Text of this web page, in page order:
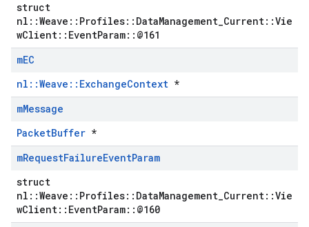
struct
nl::Weave::Profiles::DataManagement_Current::Vie
wClient::EventParam::@161
mEC
nl::Weave::ExchangeContext *
mMessage
PacketBuffer *
mRequestFailureEventParam
struct
nl::Weave::Profiles::DataManagement_Current::Vie
wClient::EventParam::@160